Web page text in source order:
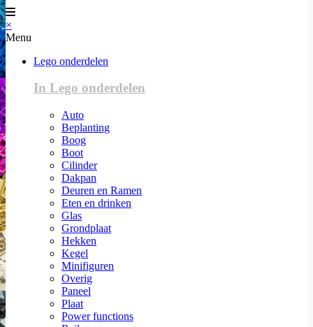
×
Menu
Lego onderdelen
In Lego onderdelen
Auto
Beplanting
Boog
Boot
Cilinder
Dakpan
Deuren en Ramen
Eten en drinken
Glas
Grondplaat
Hekken
Kegel
Minifiguren
Overig
Paneel
Plaat
Power functions